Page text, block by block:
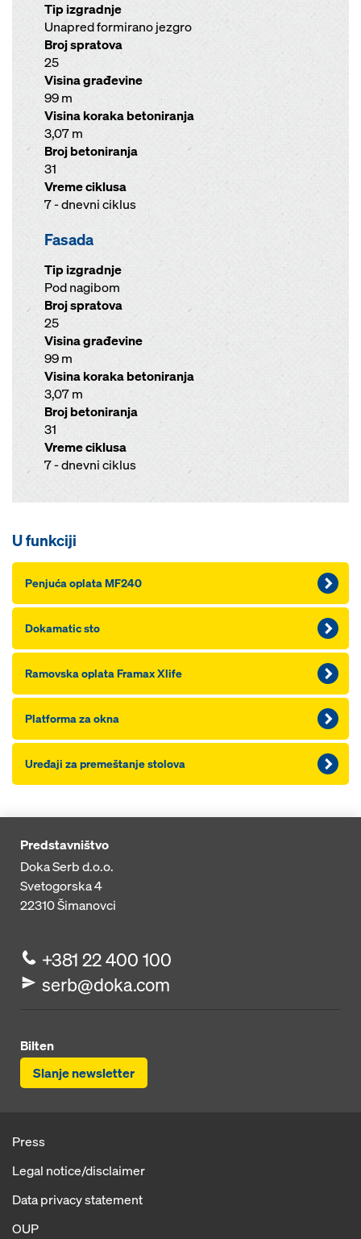
Tip izgradnje
Unapred formirano jezgro
Broj spratova
25
Visina građevine
99 m
Visina koraka betoniranja
3,07 m
Broj betoniranja
31
Vreme ciklusa
7 - dnevni ciklus
Fasada
Tip izgradnje
Pod nagibom
Broj spratova
25
Visina građevine
99 m
Visina koraka betoniranja
3,07 m
Broj betoniranja
31
Vreme ciklusa
7 - dnevni ciklus
U funkciji
Penjuća oplata MF240
Dokamatic sto
Ramovska oplata Framax Xlife
Platforma za okna
Uređaji za premeštanje stolova
Predstavništvo
Doka Serb d.o.o.
Svetogorska 4
22310Šimanovci
+381 22 400 100
serb@doka.com
Bilten
Slanje newsletter
Press
Legal notice/disclaimer
Data privacy statement
OUP